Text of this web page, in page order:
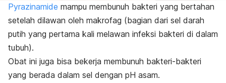
Pyrazinamide mampu membunuh bakteri yang bertahan
setelah dilawan oleh makrofag (bagian dari sel darah
putih yang pertama kali melawan infeksi bakteri di dalam
tubuh).
Obat ini juga bisa bekerja membunuh bakteri-bakteri
yang berada dalam sel dengan pH asam.